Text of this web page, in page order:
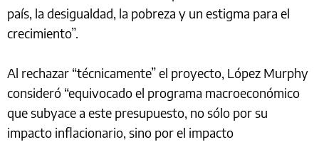
país, la desigualdad, la pobreza y un estigma para el
crecimiento”.
Al rechazar “técnicamente” el proyecto, López Murphy
consideró “equivocado el programa macroeconómico
que subyace a este presupuesto, no sólo por su
impacto inflacionario, sino por el impacto